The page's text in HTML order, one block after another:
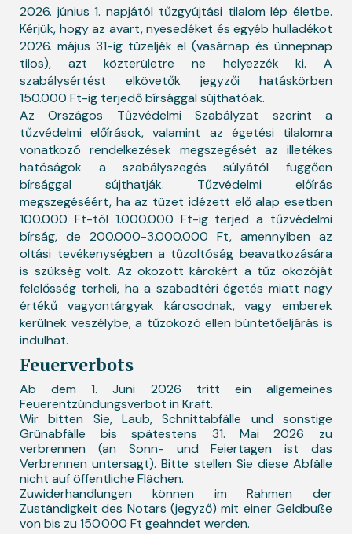
2026. június 1. napjától tűzgyújtási tilalom lép életbe.
Kérjük, hogy az avart, nyesedéket és egyéb hulladékot
2026. május 31-ig tüzeljék el (vasárnap és ünnepnap
tilos), azt közterületre ne helyezzék ki. A
szabálysértést elkövetők jegyzői hatáskörben
150.000 Ft-ig terjedő bírsággal sújthatóak.
Az Országos Tűzvédelmi Szabályzat szerint a
tűzvédelmi előírások, valamint az égetési tilalomra
vonatkozó rendelkezések megszegését az illetékes
hatóságok a szabályszegés súlyától függően
bírsággal sújthatják. Tűzvédelmi előírás
megszegéséért, ha az tüzet idézett elő alap esetben
100.000 Ft-tól 1.000.000 Ft-ig terjed a tűzvédelmi
bírság, de 200.000-3.000.000 Ft, amennyiben az
oltási tevékenységben a tűzoltóság beavatkozására
is szükség volt. Az okozott károkért a tűz okozóját
felelősség terheli, ha a szabadtéri égetés miatt nagy
értékű vagyontárgyak károsodnak, vagy emberek
kerülnek veszélybe, a tűzokozó ellen büntetőeljárás is
indulhat.
Feuerverbots
Ab dem 1. Juni 2026 tritt ein allgemeines
Feuerentzündungsverbot in Kraft.
Wir bitten Sie, Laub, Schnittabfälle und sonstige
Grünabfälle bis spätestens 31. Mai 2026 zu
verbrennen (an Sonn- und Feiertagen ist das
Verbrennen untersagt). Bitte stellen Sie diese Abfälle
nicht auf öffentliche Flächen.
Zuwiderhandlungen können im Rahmen der
Zuständigkeit des Notars (jegyző) mit einer Geldbuße
von bis zu 150.000 Ft geahndet werden.